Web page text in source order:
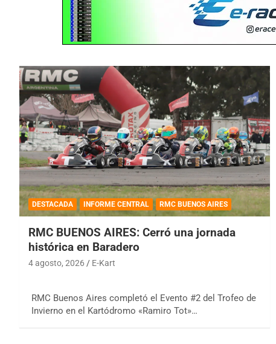
DESTACADA INFORME CENTRAL RMC BUENOS AIRES
RMC BUENOS AIRES: Cerró una jornada
histórica en Baradero
4 agosto, 2026 E-Kart
RMC Buenos Aires completó el Evento #2 del Trofeo de
Invierno en el Kartódromo «Ramiro Tot»…